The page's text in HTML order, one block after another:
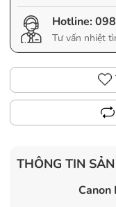
Hotline:
Tư vấn nhiệt
THÔNG TIN
Canon